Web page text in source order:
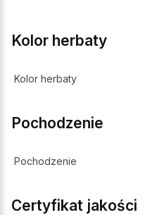
Kolor herbaty
Kolor herbaty
Pochodzenie
Pochodzenie
Certyfikat jakości